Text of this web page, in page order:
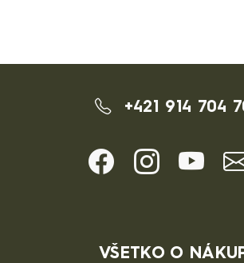
+421 914 704
VŠETKO O